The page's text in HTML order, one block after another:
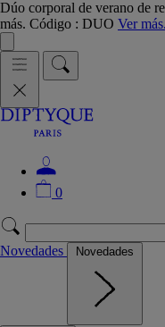
Dúo corporal de verano de
más. Código : DUO Ver más.
0
Novedades Novedades